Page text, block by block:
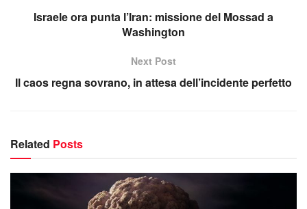
Israele ora punta l’Iran: missione del Mossad a
Washington
Next Post
Il caos regna sovrano, in attesa dell’incidente perfetto
Related Posts